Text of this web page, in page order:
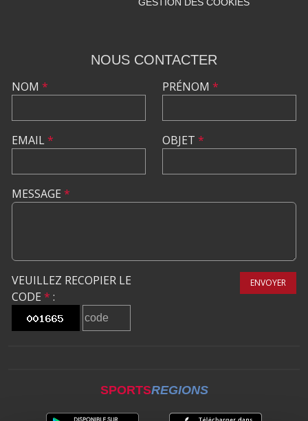
NOUS CONTACTER
NOM *
EMAIL*
PRÉNOM *
OBJET *
MESSAGE *
VEUILLEZ RECOPIER LE
CODE * :
ENVOYER
SPORTSREGIONS